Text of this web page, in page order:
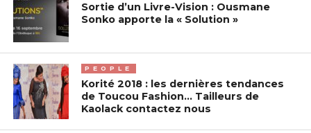
Sortie d’un Livre-Vision : Ousmane
Sonko apporte la « Solution »
PEOPLE
Korité 2018 : les dernières tendances
de Toucou Fashion… Tailleurs de
Kaolack contactez nous